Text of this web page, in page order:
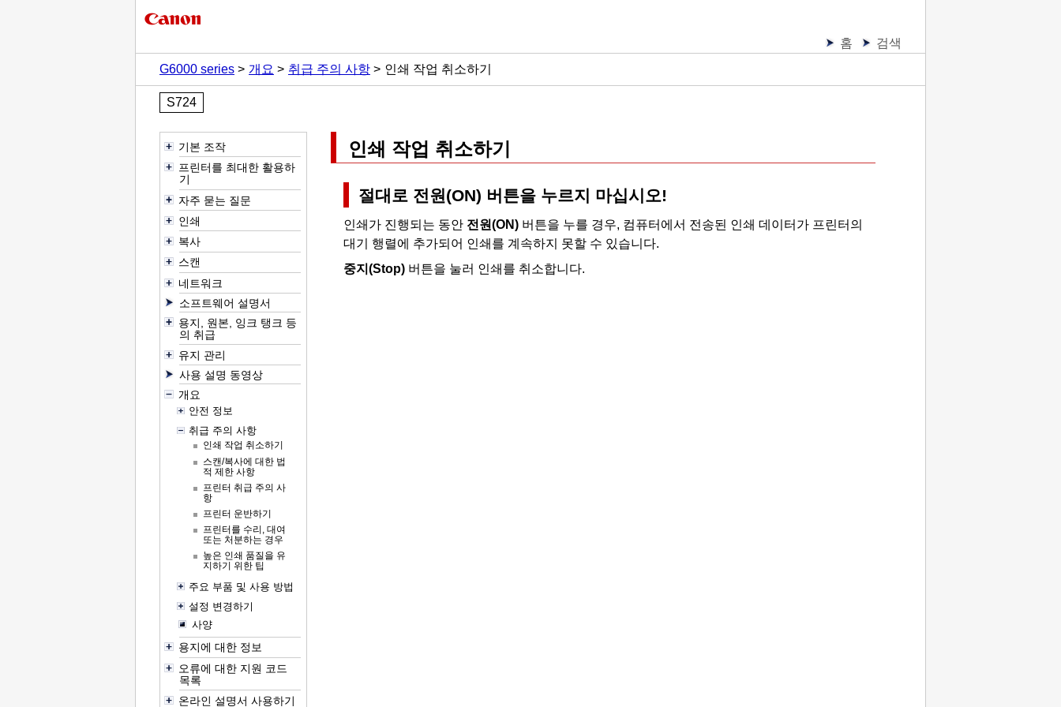
홈
검색
G6000 series
개요 취급 주의 사항 인쇄 작업 취소하기
S724
기본 조작
프린터를 최대한 활용하
기
자주 묻는 질문
인쇄
복사
스캔
네트워크
소프트웨어 설명서
용지, 원본, 잉크 탱크 등
의 취급
유지 관리
사용 설명 동영상
개요
안전 정보
취급 주의 사항
인쇄 작업 취소하기
스캔/복사에 대한 법
적 제한 사항
프린터 취급 주의 사
항
프린터 운반하기
프린터를 수리, 대여
또는 처분하는 경우
높은 인쇄 품질을 유
지하기 위한 팁
주요 부품 및 사용 방법
설정 변경하기
사양
용지에 대한 정보
오류에 대한 지원 코드
목록
온라인 설명서 사용하기
인쇄 작업 취소하기
절대로 전원 (ON) 버튼을 누르지 마십시오!
인쇄가 진행되는 동안 전원(ON) 버튼을 누를 경우, 컴퓨터에서 전송된 인쇄 데이터가 프린터 의
대기 행렬에 추가되어 인쇄를 계속하지 못할 수 있습니다.
중지 (Stop) 버튼을 눌러 인쇄를 취소합니다.